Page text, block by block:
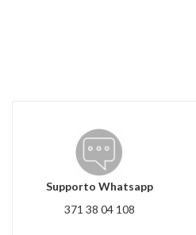
Supporto Whatsapp
371 38 04 108